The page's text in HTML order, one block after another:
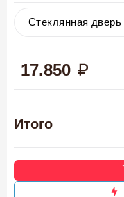
17.850
Итого